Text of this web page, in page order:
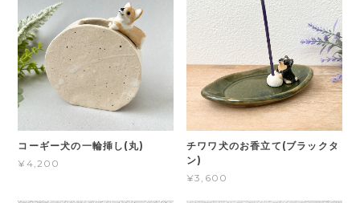
コーギー犬の一輪挿し(丸)
¥4,200
チワワ犬のお香立て(ブラックタ
ン)
¥3,600